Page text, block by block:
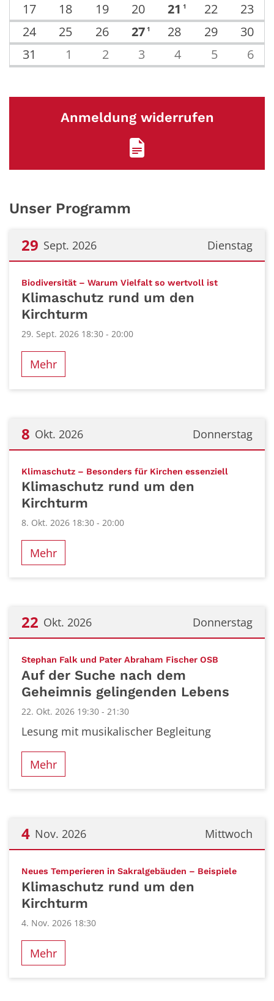
Unser Programm
Dienstag
29 Sept. 2026
Biodiversität – Warum Vielfalt so wertvoll ist:
Klimaschutz rund um den
Kirchturm
29. Sept. 2026 18:30 - 20:00
Mehr
Donnerstag
8 Okt. 2026
Klimaschutz – Besonders für Kirchen essenziell
Klimaschutz rund um den
Kirchturm
8. Okt. 2026 18:30 - 20:00
Mehr
Donnerstag
22 Okt. 2026
Stephan Falk und Pater Abraham Fischer OSB
Auf der Suche nach dem
Geheimnis gelingenden Lebens
22. Okt. 2026 19:30 - 21:30
Lesung mit musikalischer Begleitung
Mehr
Mittwoch
4 Nov. 2026
Neues Temperieren in Sakralgebäuden – Beispiele:
Klimaschutz rund um den
Kirchturm
4. Nov. 2026 18:30
Mehr
17
18 19 20 21 1 22
23
24
25 26 27 1 28 29
30
31
1 2 3 4 5 6
Anmeldung widerrufen